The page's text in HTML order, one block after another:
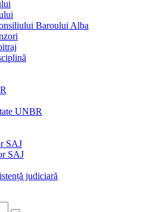
Baroului Alba
UNBR
SAJ
SAJ
judiciară